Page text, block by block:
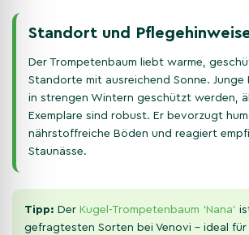
Standort und
Der Trompetenbaum liebt warme,
Standorte mit ausreichend Sonne. Junge
in strengen Wintern geschützt werden,
Exemplare sind robust. Er bevorzugt
nährstoffreiche Böden und reagiert
Staunässe.
Tipp: Der Kugel-Trompetenbaum ‘Nana’
gefragtesten Sorten bei Venovi – ideal für